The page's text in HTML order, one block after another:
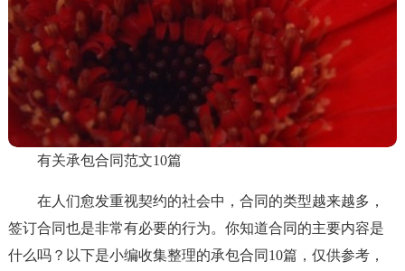
有关承包合同范文10篇
在人们愈发重视契约的社会中，合同的类型越来越多，
签订合同也是非常有必要的行为。你知道合同的主要内容是
什么吗？以下是小编收集整理的承包合同10篇，仅供参考，